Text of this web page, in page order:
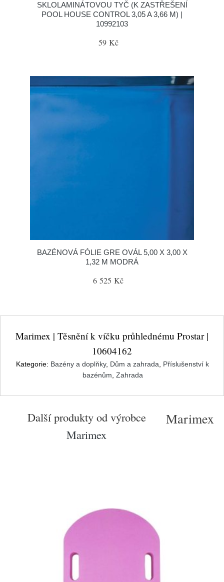
SKLOLAMINÁTOVOU TYČ (K ZASTŘEŠENÍ
POOL HOUSE CONTROL 3,05 A 3,66 M) |
10992103
59 Kč
BAZÉNOVÁ FÓLIE GRE OVÁL 5,00 X 3,00 X
1,32 M MODRÁ
6 525 Kč
Marimex | Těsnění k víčku průhlednému Prostar |
10604162
Kategorie: Bazény a doplňky, Dům a zahrada
Příslušenství k
bazénům Zahrada
Další produkty od výrobce
Marimex
Marimex